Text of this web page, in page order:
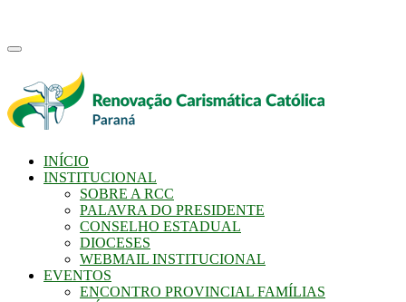
Toggle
INÍCIO
INSTITUCIONAL
SOBRE A RCC
PALAVRA DO PRESIDENTE
CONSELHO ESTADUAL
DIOCESES
WEBMAIL INSTITUCIONAL
EVENTOS
ENCONTRO PROVINCIAL FAMÍLIAS